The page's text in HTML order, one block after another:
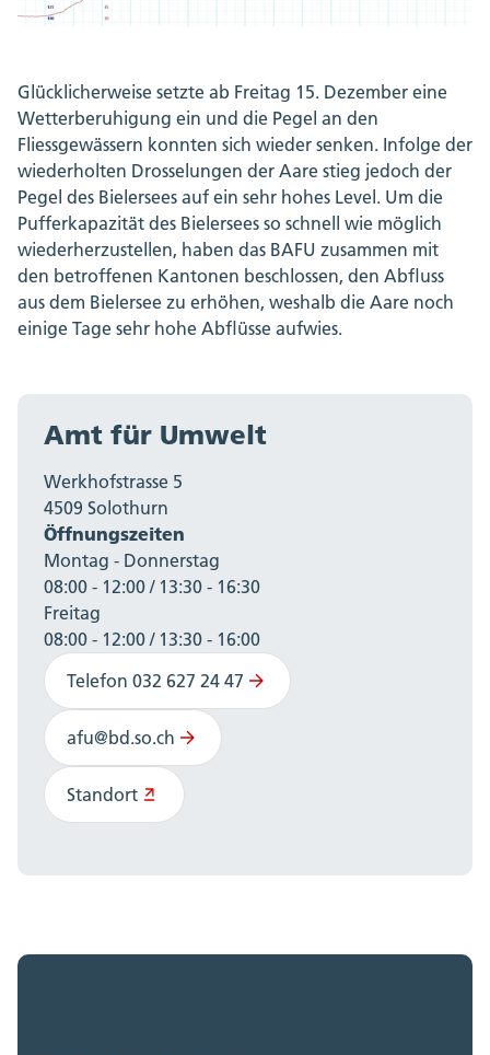
Glücklicherweise setzte ab Freitag 15. Dezember eine
Wetterberuhigung ein und die Pegel an den
Fliessgewässern konnten sich wieder senken. Infolge der
wiederholten Drosselungen der Aare stieg jedoch der
Pegel des Bielersees auf ein sehr hohes Level. Um die
Pufferkapazität des Bielersees so schnell wie möglich
wiederherzustellen, haben das BAFU zusammen mit
den betroffenen Kantonen beschlossen, den Abfluss
aus dem Bielersee zu erhöhen, weshalb die Aare noch
einige Tage sehr hohe Abflüsse aufwies.
Amt für Umwelt
Werkhofstrasse 5
4509 Solothurn
Öffnungszeiten
Montag - Donnerstag
08:00 - 12:00 / 13:30 - 16:30
Freitag
08:00 - 12:00 / 13:30 - 16:00
Telefon 032 627 24 47
afu@bd.so.ch
Standort